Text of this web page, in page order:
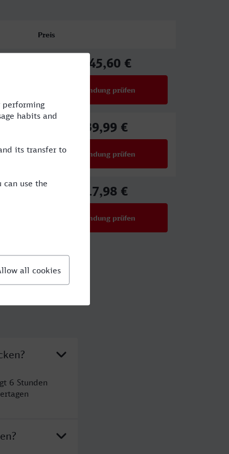
Preis
145,60 €
Verbindung prüfen
39,99 €
Verbindung prüfen
17,98 €
Verbindung prüfen
6 Stunden